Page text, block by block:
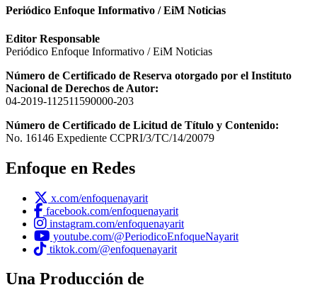
Periódico Enfoque Informativo / EiM Noticias
Editor Responsable
Periódico Enfoque Informativo / EiM Noticias
Número de Certificado de Reserva otorgado por el Instituto
Nacional de Derechos de Autor:
04-2019-112511590000-203
Número de Certificado de Licitud de Título y Contenido:
No. 16146 Expediente CCPRI/3/TC/14/20079
Enfoque en Redes
x.com/enfoquenayarit
facebook.com/enfoquenayarit
instagram.com/enfoquenayarit
youtube.com/@PeriodicoEnfoqueNayarit
tiktok.com/@enfoquenayarit
Una Producción de